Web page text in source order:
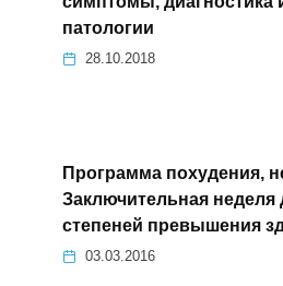
патологии
28.10.2018
Программа похудения,
Заключительная неделя
степеней превышения
03.03.2016